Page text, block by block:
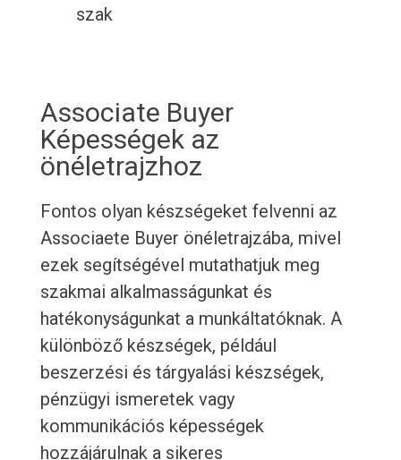
szak
Associate Buyer
Képességek az
önéletrajzhoz
Fontos olyan készségeket felvenni az
Associaete Buyer önéletrajzába, mivel
ezek segítségével mutathatjuk meg
szakmai alkalmasságunkat és
hatékonyságunkat a munkáltatóknak. A
különböző készségek, például
beszerzési és tárgyalási készségek,
pénzügyi ismeretek vagy
kommunikációs képességek
hozzájárulnak a sikeres